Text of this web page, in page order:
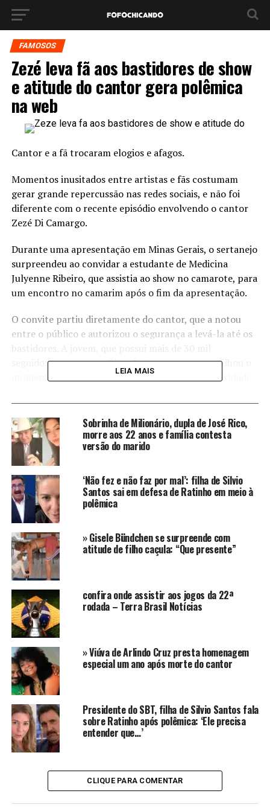
FAMOSOS
Zezé leva fã aos bastidores de show
e atitude do cantor gera polêmica
na web
Cantor e a fã trocaram elogios e afagos.
Momentos inusitados entre artistas e fãs costumam
gerar grande repercussão nas redes sociais, e não foi
diferente com o recente episódio envolvendo o cantor
Zezé Di Camargo.
Durante uma apresentação em Minas Gerais, o sertanejo
surpreendeu ao convidar a estudante de Medicina
Julyenne Ribeiro, que assistia ao show no camarote, para
um encontro no camarim após o fim da apresentação.
O convite partiu diretamente do cantor, que a notou
entre o público e autorizou o segurança a levá-la até os
bastidores. A jovem, que possui mais de 30 mil
seguidores em seu perfil no Instagram, compartilhou o
momento com entusiasmo, destacando a receptividade
Segundo ela, o encontro foi marcado por abraços,
atenção e uma simpatia inesperada. O vídeo que registra
o encontro rapidamente ganhou visibilidade, mas
acabou dividindo opiniões entre os internautas.
A publicação, além de despertar reações de fãs do
cantor, também reacendeu antigos debates sobre o
início do relacionamento de Zezé com sua atual esposa,
Graciele Lacerda.
A lembrança de que o casal se conheceu em um
contexto semelhante – nos bastidores de um programa
de televisão – enquanto Zezé ainda era casado com Zilu
Godoi, alimentou comentários carregados de ironia e
críticas nas redes.
passado, sugerindo que a história poderia se repetir.
Comentários como “lei do retorno nunca falha” e “Zilu
lavando a alma” dominaram a seção de respostas da
@fama.in.foco
Camargo com uma fã tem
dado o que falar no
LEIA MAIS
Sobrinha de Milionário, dupla de José Rico,
morre aos 22 anos e família contesta
versão do marido
‘Não fez e não faz por mal’: filha de Silvio
Santos sai em defesa de Ratinho em meio à
polêmica
» Gisele Bündchen se surpreende com
atitude de filho caçula: “Que presente”
confira onde assistir aos jogos da 22ª
rodada – Terra Brasil Notícias
» Viúva de Arlindo Cruz presta homenagem
especial um ano após morte do cantor
Presidente do SBT, filha de Silvio Santos fala
sobre Ratinho após polêmica: ‘Ele precisa
entender que…’
CLIQUE PARA COMENTAR